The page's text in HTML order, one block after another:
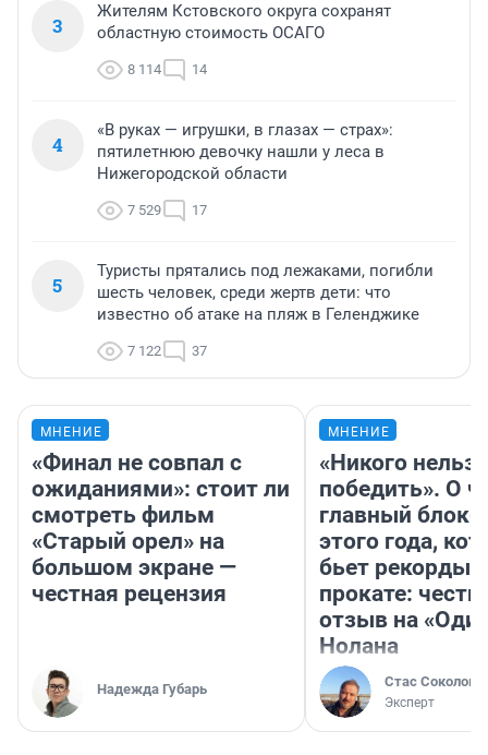
3
Жителям Кстовского округа сохранят
областную стоимость ОСАГО
8 114 14
4
«В руках — игрушки, в глазах — страх»:
пятилетнюю девочку нашли у леса в
Нижегородской области
7 529 17
5
Туристы прятались под лежаками, погибли
шесть человек, среди жертв дети: что
известно об атаке на пляж в Геленджике
7 122 37
МНЕНИЕ
«Финал не совпал с
ожиданиями»: стоит ли
смотреть фильм
«Старый орел» на
большом экране —
честная рецензия
Надежда Губарь
МНЕНИЕ
«Никого нельзя
победить». О
главный
этого года,
бьет рекорды в
прокате:
отзыв на
Нолана
Стас Соколов
Эксперт